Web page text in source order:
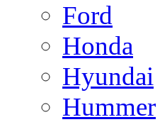
Ford
Honda
Hyundai
Hummer